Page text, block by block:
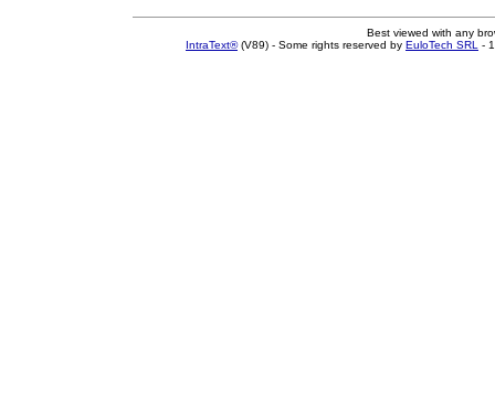
Best viewed with any
IntraText®(V89) - Some rights reserved by EuloTech SRL -